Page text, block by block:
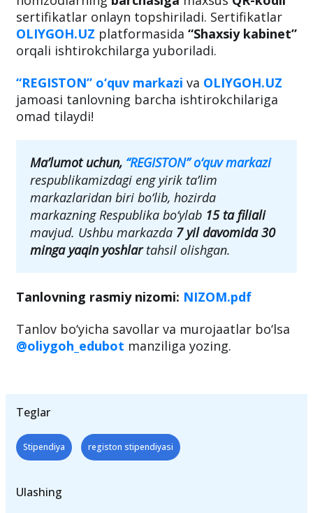
sertifikatlar onlayn topshiriladi. Sertifikatlar
OLIYGOH.UZ platformasida “Shaxsiy kabinet”
orqali ishtirokchilarga yuboriladi.
“REGISTON” o‘quv markazi va OLIYGOH.UZ
jamoasi tanlovning barcha ishtirokchilariga
omad tilaydi!
Ma’lumot uchun, “REGISTON” o‘quv markazi
respublikamizdagi eng yirik ta’lim
markazlaridan biri bo‘lib, hozirda
markazning Respublika bo‘ylab 15 ta filiali
mavjud. Ushbu markazda 7 yil davomida 30
minga yaqin yoshlartahsil olishgan.
Tanlovning rasmiy nizomi: NIZOM.pdf
Tanlov bo‘yicha savollar va murojaatlar bo‘lsa
@oliygoh_edubot manziliga yozing.
Teglar
Stipendiya registon stipendiyasi
Ulashing